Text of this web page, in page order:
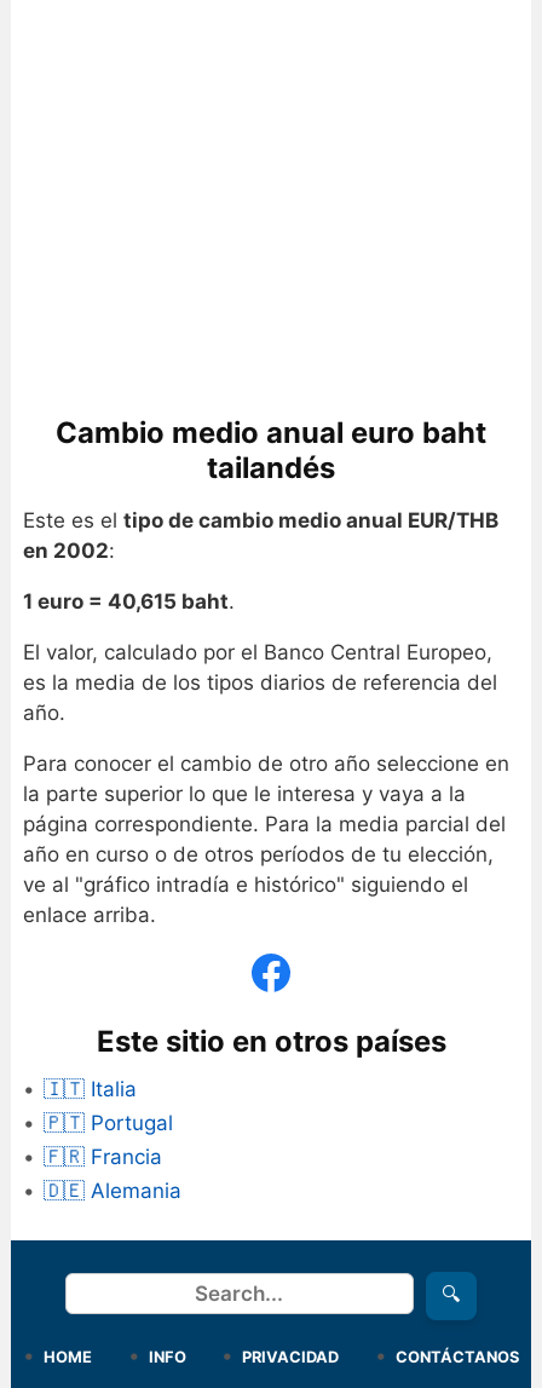
Cambio medio anual euro baht
tailandés
Este es el tipo de cambio medio anual EUR/THB
en 2002:
1 euro = 40,615 baht.
El valor, calculado por el Banco Central Europeo,
es la media de los tipos diarios de referencia del
año.
Para conocer el cambio de otro año seleccione en
la parte superior lo que le interesa y vaya a la
página correspondiente. Para la media parcial del
año en curso o de otros períodos de tu elección,
ve al "gráfico intradía e histórico" siguiendo el
enlace arriba.
Este sitio en otros países
🇮🇹 Italia
🇵🇹 Portugal
🇫🇷 Francia
🇩🇪 Alemania
Buscar 🔍
HOME INFO PRIVACIDAD CONTÁCTANOS